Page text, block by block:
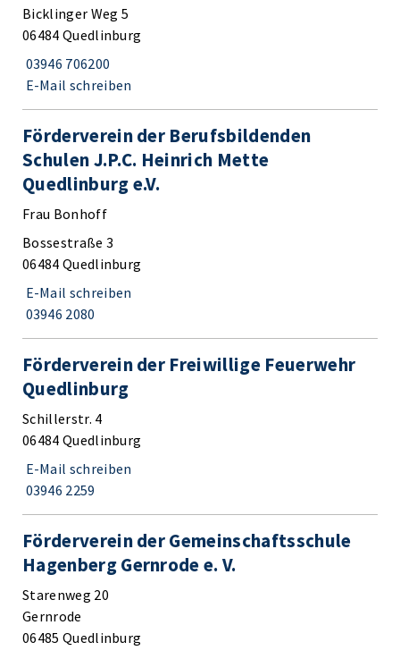
Bicklinger Weg 5
06484 Quedlinburg
03946 706200
E-Mail schreiben
Förderverein der Berufsbildenden
Schulen J.P.C. Heinrich Mette
Quedlinburg e.V.
Frau Bonhoff
Bossestraße 3
06484 Quedlinburg
E-Mail schreiben
03946 2080
Förderverein der Freiwillige Feuerwehr
Quedlinburg
Schillerstr. 4
06484 Quedlinburg
E-Mail schreiben
03946 2259
Förderverein der Gemeinschaftsschule
Hagenberg Gernrode e. V.
Starenweg 20
Gernrode
06485 Quedlinburg